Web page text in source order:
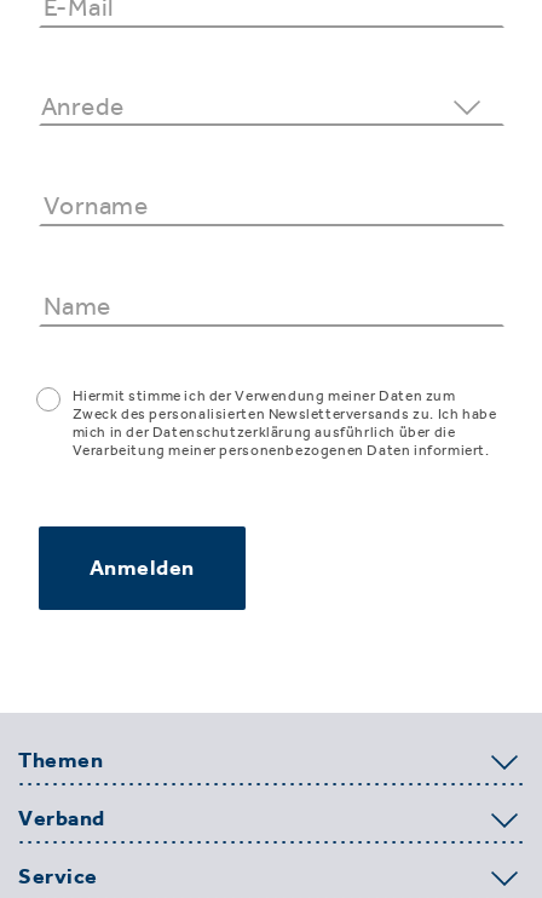
Hiermit stimme ich der Verwendung meiner Daten zum
Zweck des personalisierten Newsletterversands zu. Ich habe
mich in der Datenschutzerklärung ausführlich über die
Verarbeitung meiner personenbezogenen Daten informiert.
Anmelden
Themen
Verband
Service